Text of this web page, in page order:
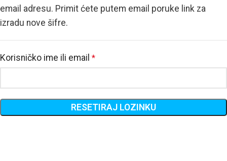
email adresu. Primit ćete putem email poruke link za
izradu nove šifre.
Korisničko ime ili email *
RESETIRAJ LOZINKU